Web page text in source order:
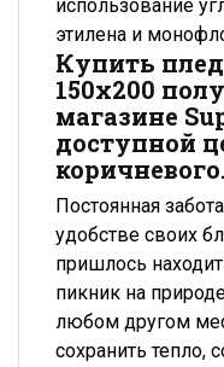
использование
этилена и
Купить
150x200
магазине
доступной
коричневого.
Постоянная
удобстве своих
пришлось
пикник на
любом другом
сохранить тепло,